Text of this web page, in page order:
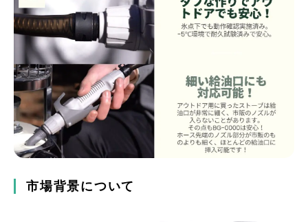
市場背景について